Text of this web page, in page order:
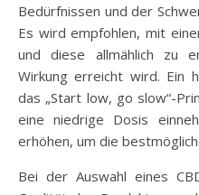
Bedürfnissen und der
Es wird empfohlen, mit
und diese allmählich zu
Wirkung erreicht wird. Ein
das „Start low, go slow“-
eine niedrige Dosis
erhöhen, um die
Bei der Auswahl eines